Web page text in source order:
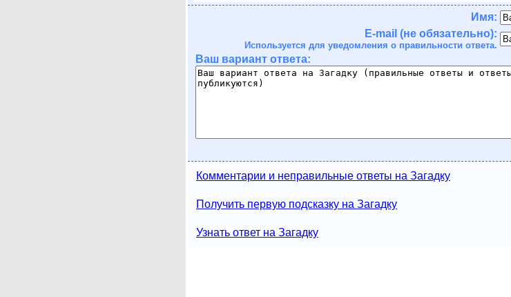
Имя:
E-mail (не обязательно):
Используется для уведомления о правильности ответа.
Ваш вариант ответа:
Комментарии и неправильные ответы на Загадку
Получить первую подсказку на Загадку
Узнать ответ на Загадку